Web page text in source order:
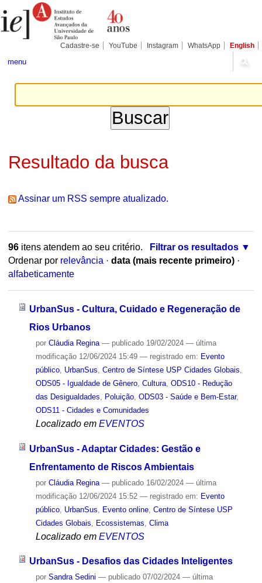
para
conteúdo.
Pessoais
Cadastre-se YouTube Instagram WhatsApp English
menu
Resultado da busca
Assinar um RSS sempre atualizado.
96itens atendem ao seu critério.
Filtrar os resultados
Ordenar por relevância · data (mais recente primeiro) ·
alfabeticamente
UrbanSus - Cultura, Cuidado e Regeneração de
Rios Urbanos
por Cláudia Regina — publicado19/02/2024 — última
modificação12/06/2024 15:49 — registrado em: Evento
público, UrbanSus Centro de Síntese USP Cidades Globais
ODS05 - Igualdade de Gênero, Cultura, ODS10 - Redução
das Desigualdades
Poluição, ODS03 - Saúde e Bem-Estar,
ODS11 - Cidades e Comunidades
Localizado em EVENTOS
UrbanSus - Adaptar Cidades: Gestão e
Enfrentamento de Riscos Ambientais
por Cláudia Regina — publicado16/02/2024 — última
modificação12/06/2024 15:52 — registrado em: Evento
público, UrbanSus Evento online, Centro de Síntese USP
Cidades Globais
Ecossistemas Clima
Localizado em EVENTOS
UrbanSus - Desafios das Cidades Inteligentes
por Sandra Sedini — publicado07/02/2024 — última